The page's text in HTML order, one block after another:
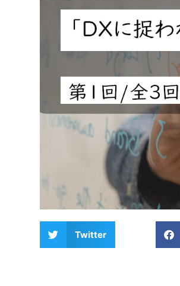
Twitter